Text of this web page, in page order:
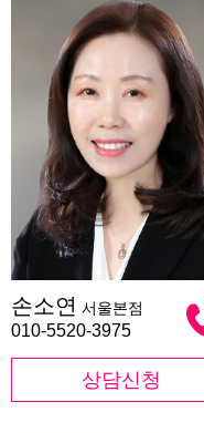
소
연
손소연 서울본점
010-5520-3975
상담신청